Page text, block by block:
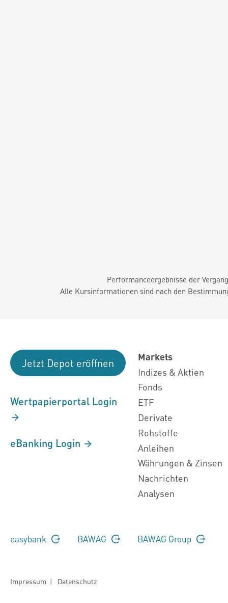
Performanceergebnisse der
Alle Kursinformationen sind nach den
Jetzt Depot eröffnen
Wertpapierportal Login
eBanking Login
Markets
Indizes & Aktien
Fonds
ETF
Derivate
Rohstoffe
Anleihen
Währungen & Zinsen
Nachrichten
Analysen
easybank BAWAG BAWAG Group
Impressum | Datenschutz